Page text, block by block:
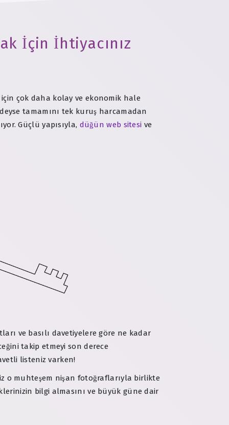
İçin İhtiyacınız
çok daha kolay ve ekonomik hale
tamamını tek kuruş harcamadan
Güçlü yapısıyla, düğün web sitesi ve
ve basılı davetiyelere göre ne kadar
takip etmeyi son derece
listeniz varken!
o muhteşem nişan fotoğraflarıyla birlikte
bilgi almasını ve büyük güne dair